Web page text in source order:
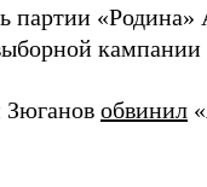
партии
кампании
обвинил